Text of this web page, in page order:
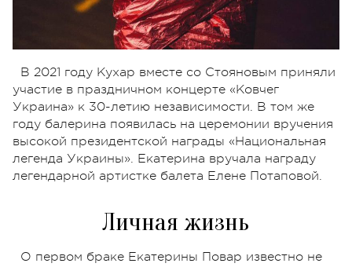
В 2021 году Кухар вместе со Стояновым приняли
участие в праздничном концерте «Ковчег
Украина» к 30-летию независимости. В том же
году балерина появилась на церемонии вручения
высокой президентской награды «Национальная
легенда Украины». Екатерина вручала награду
легендарной артистке балета Елене Потаповой.
Личная жизнь
О первом браке Екатерины Повар известно не